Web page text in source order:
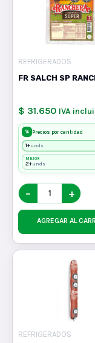
REFRIGERADOS
FR SALCH SP
$ 31.650 IVA
% Precios por cantidad
1+unds
MEJOR
2+unds
− +
AGREGAR AL
REFRIGERADOS